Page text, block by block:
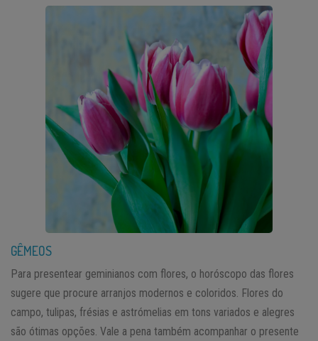
GÊMEOS
Para presentear geminianos com flores, o horóscopo das flores
sugere que procure arranjos modernos e coloridos. Flores do
campo, tulipas, frésias e astrómelias em tons variados e alegres
são ótimas opções. Vale a pena também acompanhar o presente